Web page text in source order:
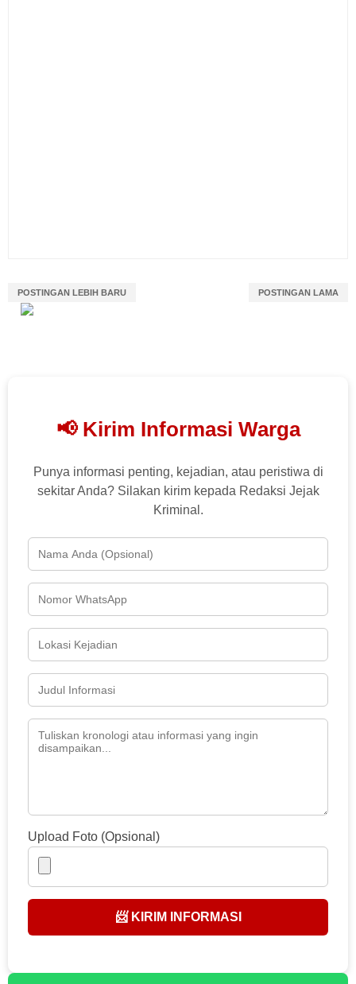
POSTINGAN LEBIH BARU POSTINGAN LAMA
📢 Kirim Informasi Warga
Punya informasi penting, kejadian, atau peristiwa di
sekitar Anda? Silakan kirim kepada Redaksi Jejak
Kriminal.
Upload Foto (Opsional)
📨 KIRIM INFORMASI